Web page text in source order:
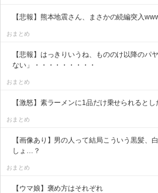
【悲報】熊本地震さん、まさかの続編突入
おまとめ
【悲報】はっきりいうね、もののけ以降のパ
ない」・・・・・・・・・
おまとめ
【激怒】素ラーメンに1品だけ乗せられると
おまとめ
【画像あり】男の人って結局こういう黒髪、
しょ…？
おまとめ
【ウマ娘】褒め方はそれぞれ